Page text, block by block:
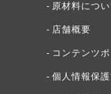
原材料につい
店舗概要
コンテンツ
個人情報保